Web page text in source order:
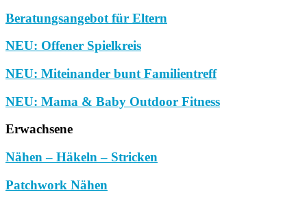
Beratungsangebot für Eltern
NEU: Offener Spielkreis
NEU: Miteinander bunt Familientreff
NEU: Mama & Baby Outdoor Fitness
Erwachsene
Nähen – Häkeln – Stricken
Patchwork Nähen